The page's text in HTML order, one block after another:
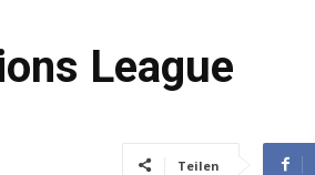
League
Teilen